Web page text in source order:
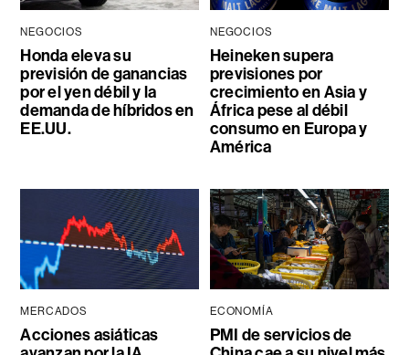
NEGOCIOS
Honda eleva su
previsión de ganancias
por el yen débil y la
demanda de híbridos en
EE.UU.
NEGOCIOS
Heineken supera
previsiones por
crecimiento en Asia y
África pese al débil
consumo en Europa y
América
MERCADOS
Acciones asiáticas
ECONOMÍA
PMI de servicios de